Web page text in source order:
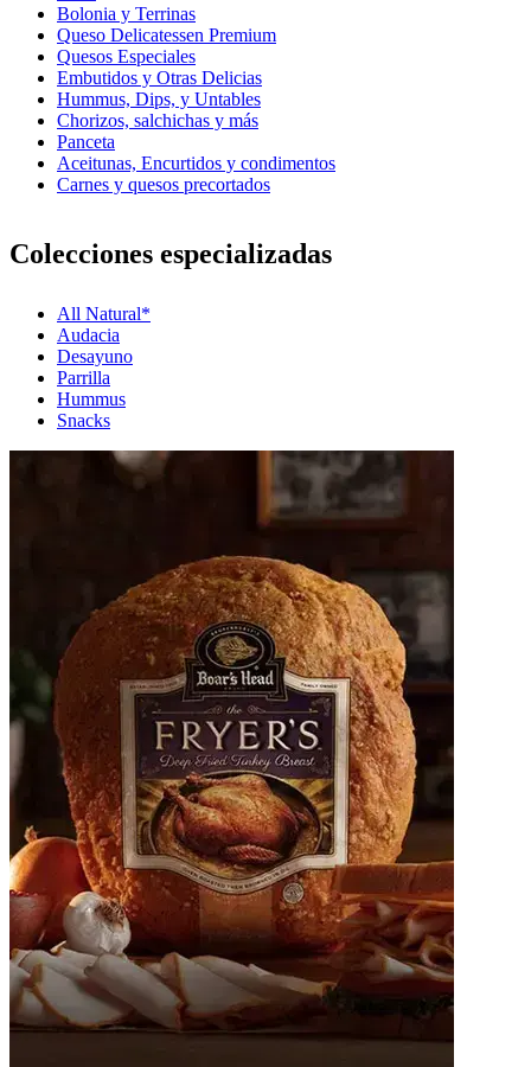
Bolonia y Terrinas
Queso Delicatessen Premium
Quesos Especiales
Embutidos y Otras Delicias
Hummus, Dips, y Untables
Chorizos, salchichas y más
Panceta
Aceitunas, Encurtidos y condimentos
Carnes y quesos precortados
Colecciones especializadas
All Natural*
Audacia
Desayuno
Parrilla
Hummus
Snacks